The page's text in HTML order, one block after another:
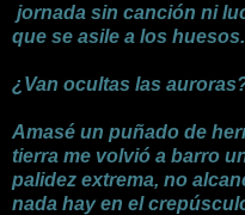
jornada sin canción ni
que se asile a los huesos.
¿Van ocultas las
Amasé un puñado de
tierra me volvió a barro
palidez extrema, no
nada hay en el